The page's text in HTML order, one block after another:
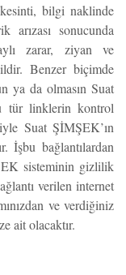
bilgi naklinde
sonucunda
zarar, ziyan ve
Benzer biçimde
ya da olmasın Suat
tür linklerin kontrol
Suat ŞİMŞEK’ın
İşbu bağlantılardan
sisteminin gizlilik
verilen internet
ve verdiğiniz
ait olacaktır.